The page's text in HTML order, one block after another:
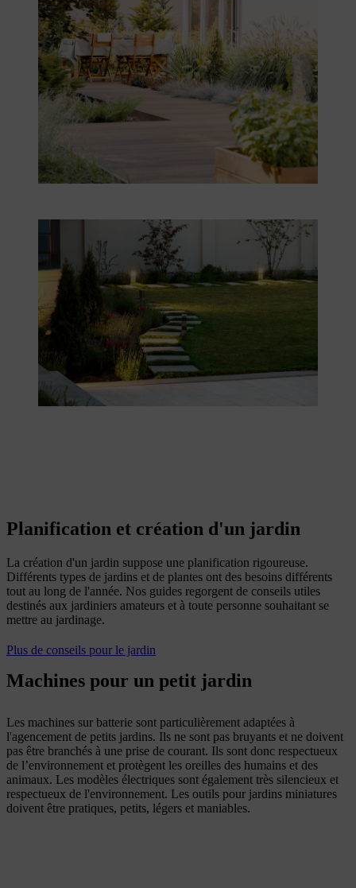
Planification et création d'un jardin
La création d'un jardin suppose une planification rigoureuse.
Différents types de jardins et de plantes ont des besoins différents
tout au long de l'année. Nos guides regorgent de conseils utiles
destinés aux jardiniers amateurs et à toute personne souhaitant se
mettre au jardinage.
Plus de conseils pour le jardin
Machines pour un petit jardin
Les machines sur batterie sont particulièrement adaptées à
l'agencement de petits jardins. Ils ne sont pas bruyants et ne doivent
pas être branchés à une prise de courant. Ils sont donc respectueux
de l’environnement et protègent les oreilles des humains et des
animaux. Les modèles électriques sont également très silencieux et
respectueux de l'environnement. Les outils pour jardins miniatures
doivent être pratiques, petits, légers et maniables.